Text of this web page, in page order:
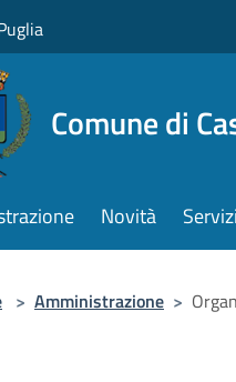
Comune di
Novità Servizi
> Amministrazione >